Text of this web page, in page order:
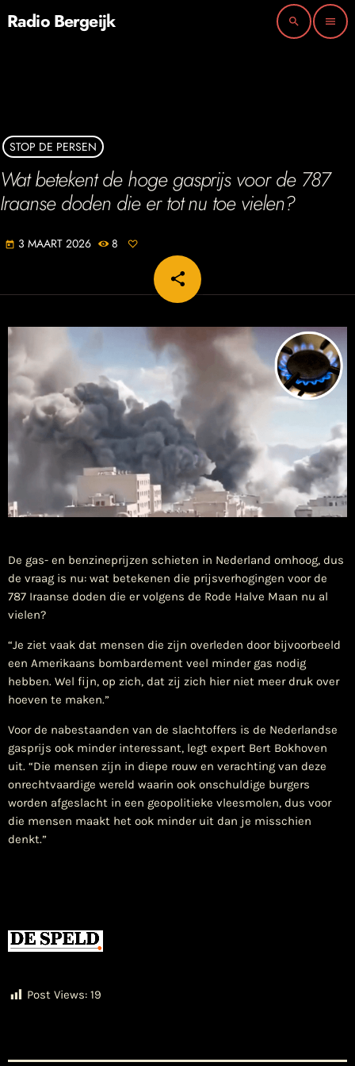
Radio Bergeijk search menu
STOP DE PERSEN
Wat betekent de hoge gasprijs voor de 787
Iraanse doden die er tot nu toe vielen?
today 3 MAART 2026 8
share
email
​De gas- en benzineprijzen schieten in Nederland omhoog, dus
de vraag is nu: wat betekenen die prijsverhogingen voor de
787 Iraanse doden die er volgens de Rode Halve Maan nu al
vielen?
“Je ziet vaak dat mensen die zijn overleden door bijvoorbeeld
een Amerikaans bombardement veel minder gas nodig
hebben. Wel fijn, op zich, dat zij zich hier niet meer druk over
hoeven te maken.”
Voor de nabestaanden van de slachtoffers is de Nederlandse
gasprijs ook minder interessant, legt expert Bert Bokhoven
uit. “Die mensen zijn in diepe rouw en verachting van deze
onrechtvaardige wereld waarin ook onschuldige burgers
worden afgeslacht in een geopolitieke vleesmolen, dus voor
die mensen maakt het ook minder uit dan je misschien
denkt.”
Post Views: 19